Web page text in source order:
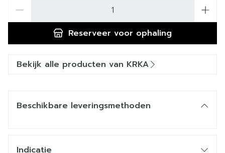
Reserveer voor ophaling
Bekijk alle producten van KRKA
Beschikbare leveringsmethoden
Indicatie